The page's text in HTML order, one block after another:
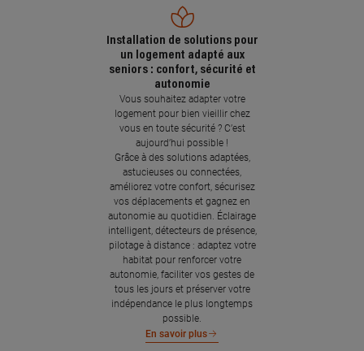
Installation de solutions pour
un logement adapté aux
seniors : confort, sécurité et
autonomie
Vous souhaitez adapter votre
logement pour bien vieillir chez
vous en toute sécurité ? C’est
aujourd’hui possible !
Grâce à des solutions adaptées,
astucieuses ou connectées,
améliorez votre confort, sécurisez
vos déplacements et gagnez en
autonomie au quotidien. Éclairage
intelligent, détecteurs de présence,
pilotage à distance : adaptez votre
habitat pour renforcer votre
autonomie, faciliter vos gestes de
tous les jours et préserver votre
indépendance le plus longtemps
possible.
En savoir plus